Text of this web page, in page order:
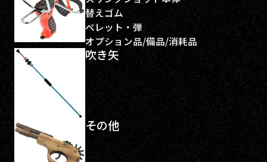
替えゴム
ペレット・弾
オプション品/備品/消耗品
吹き矢
その他